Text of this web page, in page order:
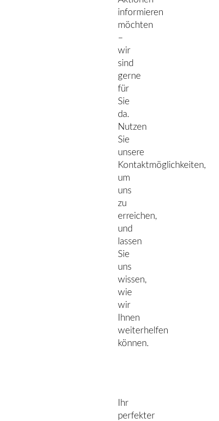
informieren
möchten
–
wir
sind
gerne
für
Sie
da.
Nutzen
Sie
unsere
Kontaktmöglichkeiten,
um
uns
zu
erreichen,
und
lassen
Sie
uns
wissen,
wie
wir
Ihnen
weiterhelfen
können.
Ihr
perfekter